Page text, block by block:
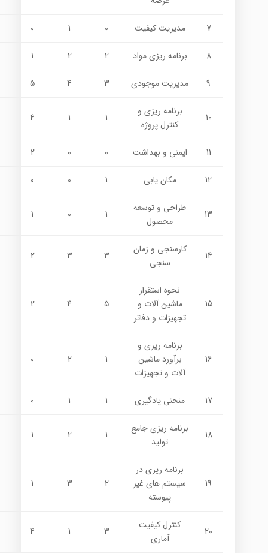
7 مدیریت کیفیت 0
1
0
8 برنامه ريزي مواد 2
2
1
9 مديريت موجودي 3
4
5
10
برنامه ريزي و
كنترل پروژه
1
1
4
11 ایمنی و بهداشت 0
0
2
12 مكان يابي 1
0
0
13
طراحي و توسعه
محصول
1
0
1
14
كارسنجي و زمان
سنجي
3
3
2
15
نحوه استقرار
ماشين آلات و
تجهيزات و دفاتر
5
4
2
16
برنامه ريزي و
برآورد ماشين
آلات و تجهيزات
1
2
0
17 منحني يادگيري 1
1
0
18
برنامه ريزي جامع
توليد
1
2
1
19
برنامه ريزي در
سيستم هاي غير
پيوسته
2
3
1
20
كنترل كيفيت
آماري
3
1
4